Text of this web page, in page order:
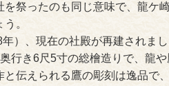
を祭ったのも同じ意味で、龍ケ
。
）、現在の社殿が再建されまし
行き6尺5寸の総檜造りで、龍
と伝えられる鷹の彫刻は逸品で